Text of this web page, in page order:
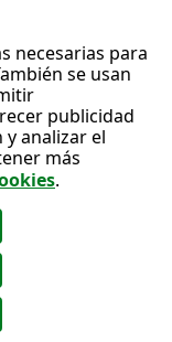
necesarias para
se usan
publicidad
y analizar el
más
.